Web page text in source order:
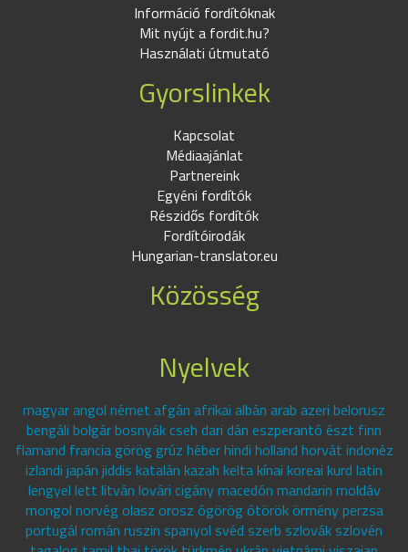
Információ fordítóknak
Mit nyújt a fordit.hu?
Használati útmutató
Gyorslinkek
Kapcsolat
Médiaajánlat
Partnereink
Egyéni fordítók
Részidős fordítók
Fordítóirodák
Hungarian-translator.eu
Közösség
Nyelvek
magyar angol német afgán afrikai albán arab azeri belorusz
bengáli bolgár bosnyák cseh dari dán eszperantó észt finn
flamand francia görög grúz héber hindi holland horvát indonéz
izlandi japán jiddis katalán kazah kelta kínai koreai kurd latin
lengyel lett litván lovári cigány macedón mandarin moldáv
mongol norvég olasz orosz ógörög ótörök örmény perzsa
portugál román ruszin spanyol svéd szerb szlovák szlovén